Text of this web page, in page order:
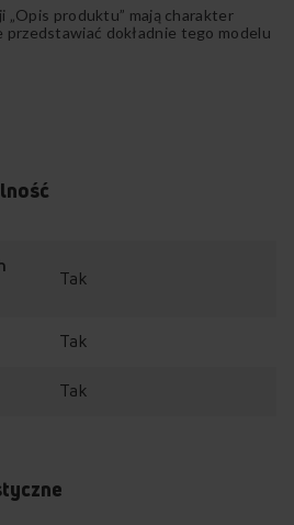
„Opis produktu” mają charakter
przedstawiać dokładnie tego modelu
opis
Tak
Tak
Tak